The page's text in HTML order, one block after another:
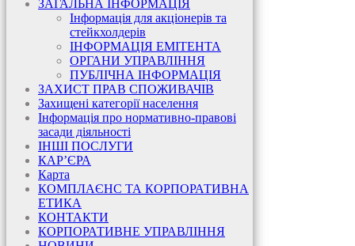
ЗАГАЛЬНА ІНФОРМАЦІЯ
Інформація для акціонерів та
стейкхолдерів
ІНФОРМАЦІЯ ЕМІТЕНТА
ОРГАНИ УПРАВЛІННЯ
ПУБЛІЧНА ІНФОРМАЦІЯ
ЗАХИСТ ПРАВ СПОЖИВАЧІВ
Захищені категорії населення
Інформація про нормативно-правові
засади діяльності
ІНШІ ПОСЛУГИ
КАР’ЄРА
Карта
КОМПЛАЄНС ТА КОРПОРАТИВНА
ЕТИКА
КОНТАКТИ
КОРПОРАТИВНЕ УПРАВЛІННЯ